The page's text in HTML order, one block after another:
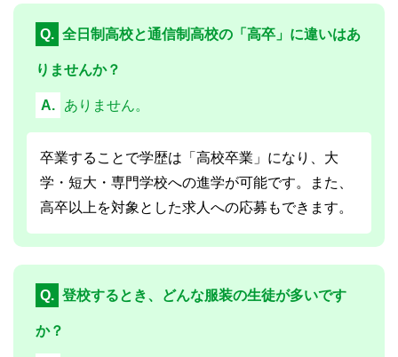
Q. 全日制高校と通信制高校の「高卒」に違いはあ
りませんか？
A. ありません。
卒業することで学歴は「高校卒業」になり、大
学・短大・専門学校への進学が可能です。また、
高卒以上を対象とした求人への応募もできます。
Q. 登校するとき、どんな服装の生徒が多いです
か？